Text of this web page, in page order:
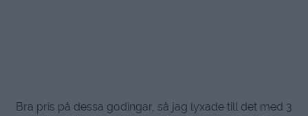
Bra pris på dessa godingar, så jag lyxade till det med 3